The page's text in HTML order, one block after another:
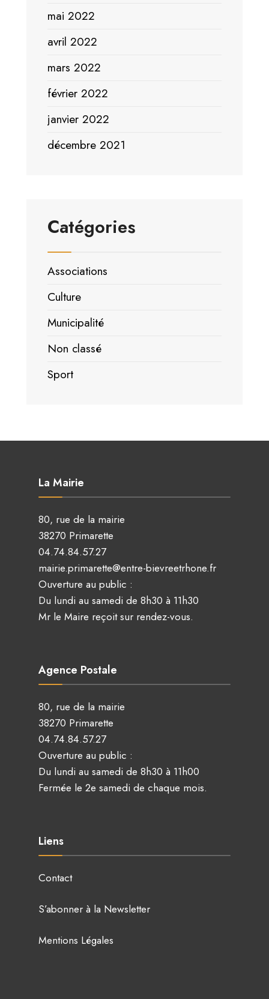
mai 2022
avril 2022
mars 2022
février 2022
janvier 2022
décembre 2021
Catégories
Associations
Culture
Municipalité
Non classé
Sport
La Mairie
80, rue de la mairie
38270 Primarette
04.74.84.57.27
mairie.primarette@entre-bievreetrhone.fr
Ouverture au public :
Du lundi au samedi de 8h30 à 11h30
Mr le Maire reçoit sur rendez-vous.
Agence Postale
80, rue de la mairie
38270 Primarette
04.74.84.57.27
Ouverture au public :
Du lundi au samedi de 8h30 à 11h00
Fermée le 2e samedi de chaque mois.
Liens
Contact
S’abonner à la Newsletter
Mentions Légales